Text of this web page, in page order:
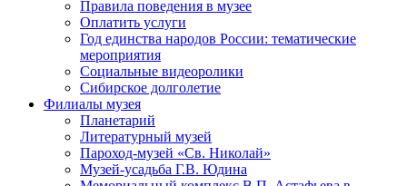
Правила поведения в музее
Оплатить услуги
Год единства народов России: тематические
мероприятия
Социальные видеоролики
Сибирское долголетие
Филиалы музея
Планетарий
Литературный музей
Пароход-музей «Св. Николай»
Музей-усадьба Г.В. Юдина